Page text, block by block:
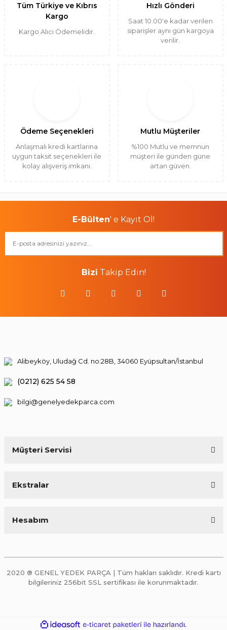
Tüm Türkiye ve Kıbrıs
Kargo
Kargo Alıcı Ödemelidir.
Hızlı Gönderi
Saat 10.00'e kadar verilen
siparişler aynı gün kargoya
verilir.
Ödeme Seçenekleri
Anlaşmalı kredi kartlarına
uygun taksit seçenekleri ile
kolay alışveriş imkanı.
Mutlu Müşteriler
%100 Mutlu ve memnun
müşteri ile günden güne
artan güven.
E-Bülten' e Kayıt Ol!
Bizi Takip Edin!
Müşteri Servisi
Ekstralar
Hesabım
2020 ® GENEL YEDEK PARÇA | Tüm hakları saklıdır. Kredi kartı
bilgileriniz 256bit SSL sertifikası ile korunmaktadır.
Alibeyköy, Uludağ Cd. no:28B, 34060 Eyüpsultan/İstanbul
(0212) 625 54 58
bilgi@genelyedekparca.com
ideasoft e-